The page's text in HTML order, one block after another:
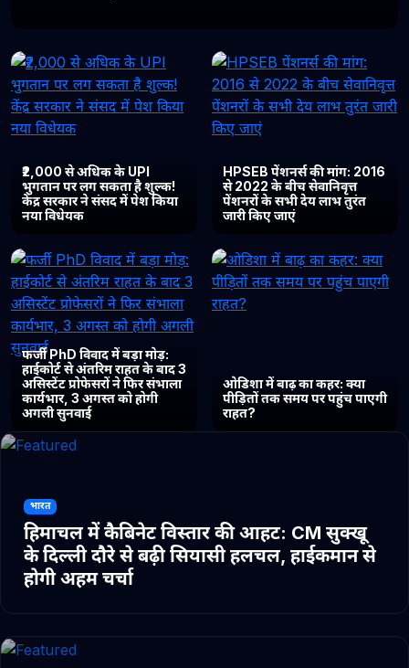
₹2,000 से अधिक के UPI
भुगतान पर लग सकता है शुल्क!
केंद्र सरकार ने संसद में पेश किया
नया विधेयक
HPSEB पेंशनर्स की मांग: 2016
से 2022 के बीच सेवानिवृत्त
पेंशनरों के सभी देय लाभ तुरंत
जारी किए जाएं
फर्जी PhD विवाद में बड़ा मोड़:
हाईकोर्ट से अंतरिम राहत के बाद 3
असिस्टेंट प्रोफेसरों ने फिर संभाला
कार्यभार, 3 अगस्त को होगी
अगली सुनवाई
ओडिशा में बाढ़ का कहर: क्या
पीड़ितों तक समय पर पहुंच पाएगी
राहत?
भारत
हिमाचल में कैबिनेट विस्तार की आहट: CM सुक्खू
के दिल्ली दौरे से बढ़ी सियासी हलचल, हाईकमान से
होगी अहम चर्चा